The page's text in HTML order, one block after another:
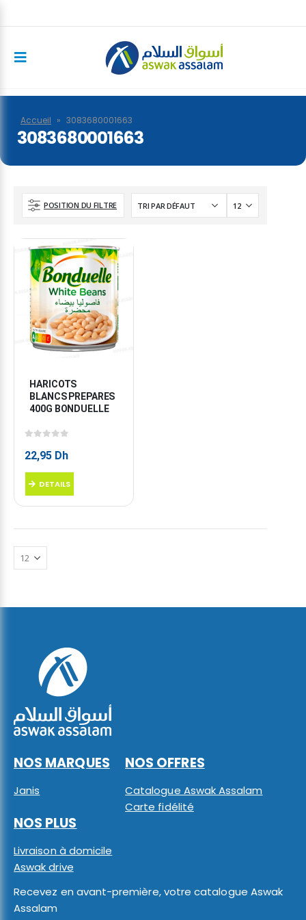
Accueil » 3083680001663
3083680001663
POSITION DU FILTRE
HARICOTS
BLANCS PREPARES
400G BONDUELLE
22,95 Dh
DETAILS
NOS MARQUES
Janis
NOS OFFRES
Catalogue Aswak Assalam
Carte fidélité
NOS PLUS
Livraison à domicile
Aswak drive
Recevez en avant-première, votre catalogue Aswak
Assalam